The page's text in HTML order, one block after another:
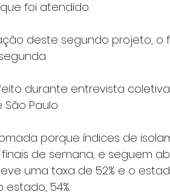
foi atendido.
deste segundo projeto,
durante entrevista
Paulo.
porque índices de
de semana, e seguem
uma taxa de 52% e o
estado, 54%.